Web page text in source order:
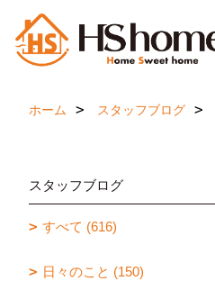
ホーム スタッフブログ
スタッフブログ
すべて (616)
日々のこと (150)